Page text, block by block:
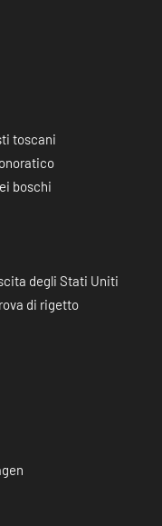
toscani
boschi
degli Stati Uniti
di rigetto